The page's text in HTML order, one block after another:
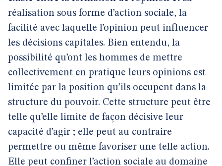
réalisation sous forme d’action sociale, la
facilité avec laquelle l’opinion peut influencer
les décisions capitales. Bien entendu, la
possibilité qu’ont les hommes de mettre
collectivement en pratique leurs opinions est
limitée par la position qu’ils occupent dans la
structure du pouvoir. Cette structure peut être
telle qu’elle limite de façon décisive leur
capacité d’agir ; elle peut au contraire
permettre ou même favoriser une telle action.
Elle peut confiner l’action sociale au domaine